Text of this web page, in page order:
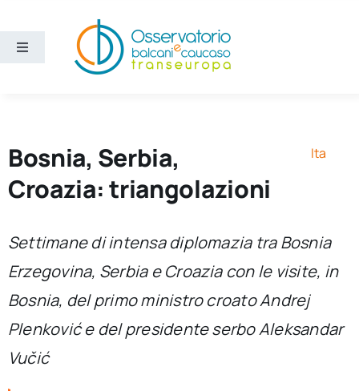
contenuto
Toggle
Ricerca e divulgazione
Sezioni
Chi siamo
Cerca
per:
Bosnia, Serbia,
Croazia: triangolazioni
Ita
Settimane di intensa diplomazia tra Bosnia
Erzegovina, Serbia e Croazia con le visite, in
Bosnia, del primo ministro croato Andrej
Plenković e del presidente serbo Aleksandar
Vučić